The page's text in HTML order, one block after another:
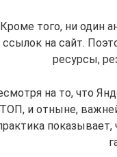
Кроме того, ни один
ссылок на сайт.
ресурсы,
на то, что
ТОП, и отныне,